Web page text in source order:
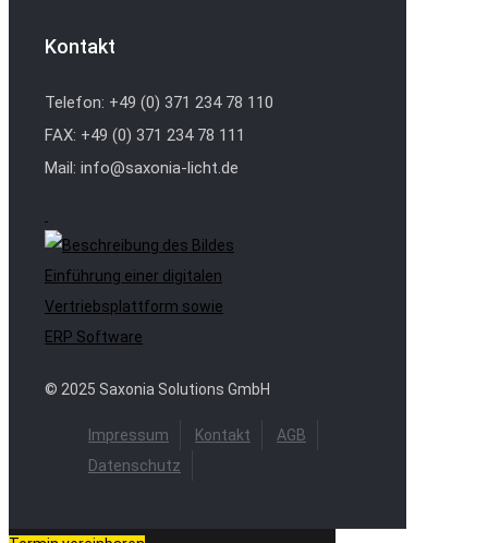
Kontakt
Telefon: +49 (0) 371 234 78 110
FAX: +49 (0) 371 234 78 111
Mail: info@saxonia-licht.de
Einführung einer digitalen
Vertriebsplattform sowie
ERP Software
© 2025 Saxonia Solutions GmbH
Impressum Kontakt
AGB
Datenschutz